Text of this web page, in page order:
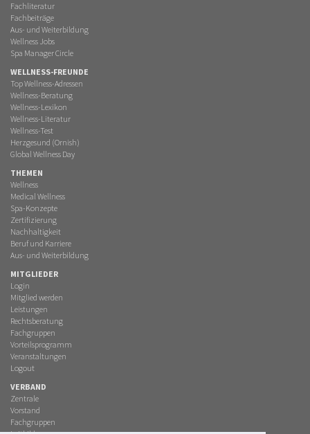
Fachliteratur
Fachbeiträge
Aus- und Weiterbildung
Wellness Jobs
Spa Manager Circle
WELLNESS-FREUNDE
Top Wellness-Adressen
Wellness-Beratung
Wellness-Lexikon
Wellness-Literatur
Wellness-Test
Herzgesund (Ornish)
Global Wellness Day
THEMEN
Wellness
Medical Wellness
Spa-Konzepte
Zertifizierung
Nachhaltigkeit
Beruf und Karriere
Aus- und Weiterbildung
MITGLIEDER
Login
Mitglied werden
Leistungen
Rechtsberatung
Fachgruppen
Vorteilsprogramm
Veranstaltungen
Logout
VERBAND
Zentrale
Vorstand
Fachgruppen